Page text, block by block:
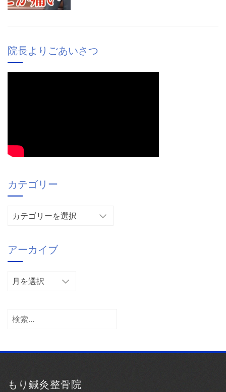
院長よりごあいさつ
カテゴリー
リ
ー
アーカイブ
ア
イ
検
もり鍼灸整骨院